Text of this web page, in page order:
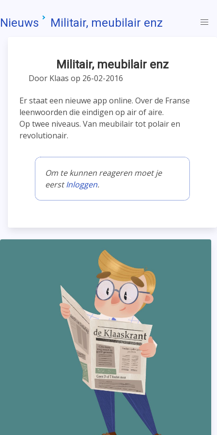
Nieuws Militair, meubilair enz
Militair, meubilair enz
Door Klaas op 26-02-2016
Er staat een nieuwe app online. Over de Franse
leenwoorden die eindigen op air of aire.
Op twee niveaus. Van meubilair tot polair en
revolutionair.
Om te kunnen reageren moet je
eerstInloggen.